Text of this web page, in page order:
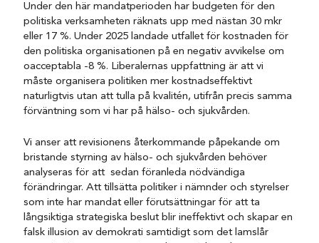
Under den här mandatperioden har budgeten för den
politiska verksamheten räknats upp med nästan 30 mkr
eller 17 %. Under 2025 landade utfallet för kostnaden för
den politiska organisationen på en negativ avvikelse om
oacceptabla -8 %. Liberalernas uppfattning är att vi
måste organisera politiken mer kostnadseffektivt
naturligtvis utan att tulla på kvalitén, utifrån precis samma
förväntning som vi har på hälso- och sjukvården.
Vi anser att revisionens återkommande påpekande om
bristande styrning av hälso- och sjukvården behöver
analyseras för att sedan föranleda nödvändiga
förändringar. Att tillsätta politiker i nämnder och styrelser
som inte har mandat eller förutsättningar för att ta
långsiktiga strategiska beslut blir ineffektivt och skapar en
falsk illusion av demokrati samtidigt som det lamslår